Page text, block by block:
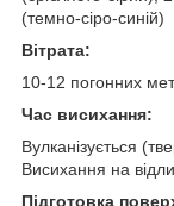
(темно-сіро-синій)
Вітрата:
10-12 погонних
Час висихання:
Вулканізується
Висихання на
Підготовка